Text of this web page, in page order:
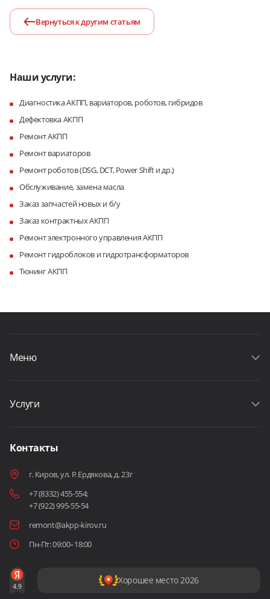
Вернуться к другим статьям
Наши услуги:
Диагностика АКПП, вариаторов, роботов, гибридов
Дефектовка АКПП
Ремонт АКПП
Ремонт вариаторов
Ремонт роботов (DSG, DCT, Power Shift и др.)
Обслуживание, замена масла
Заказ запчастей новых и б/у
Заказ контрактных АКПП
Ремонт электронного управления АКПП
Ремонт гидроблоков и гидротрансформаторов
Тюнинг АКПП
Меню
Услуги
Контакты
г. Киров, ул. Р. Ердякова, д. 23г
+7 (8332) 455-554;
+7 (922) 995-55-54
remont@akpp-kirov.ru
Пн-Пт: 09:00–18:00
Хорошее место 2026